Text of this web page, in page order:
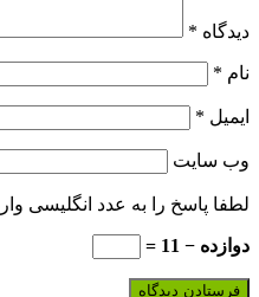
دیدگاه *
نام *
ایمیل *
وب‌ سایت
لطفا پاسخ را به عدد انگلیسی
دوازده − 11 =